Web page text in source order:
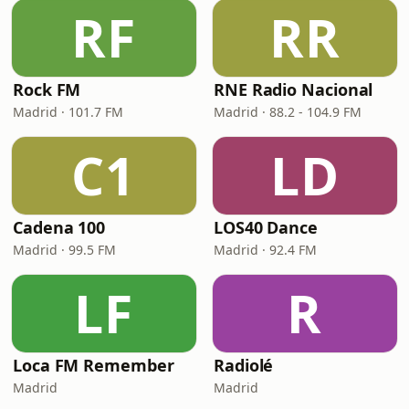
RF
Rock FM
Madrid · 101.7 FM
RR
RNE Radio Nacional
Madrid · 88.2 - 104.9 FM
C1
Cadena 100
Madrid · 99.5 FM
LD
LOS40 Dance
Madrid · 92.4 FM
LF
Loca FM Remember
Madrid
R
Radiolé
Madrid